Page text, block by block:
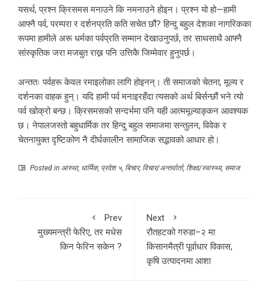
यसर्थ, प्रश्न क्रिसमस मनाउने कि नमनाउने होइन। प्रश्न यो हो—हामी
आफ्नै पर्व, परम्परा र दर्शनप्रति कति सचेत छौं? हिन्दु बहुल देशका नागरिकका
रूपमा हामीले अरू धर्मका पर्वप्रति सम्मान देखाउनुपर्छ, तर साथसाथै आफ्नै
सांस्कृतिक जरा मजबुत राख्न पनि उत्तिकै जिम्मेवार हुनुपर्छ।
अन्ततः पर्वहरू केवल रमाइलोका लागि होइनन्। ती समाजको चेतना, मूल्य र
दर्शनका वाहक हुन्। यदि हामी पर्व मनाइरहँदा त्यसको अर्थ बिर्सन्छौं भने त्यो
पर्व खोक्रो बन्छ। क्रिसमसको सन्दर्भमा पनि यही आत्ममूल्याङ्कन आवश्यक
छ। नेपालजस्तो बहुधार्मिक तर हिन्दु बहुल समाजमा सन्तुलन, विवेक र
चेतनायुक्त दृष्टिकोण नै दीर्घकालीन सामाजिक सद्भावको आधार हो।
Posted in आस्था, धार्मिक, प्रदेश ५, बिचार, विचार/अन्तर्वार्ता, शिक्षा/स्वास्थ्य, समाज
Prev
मुख्यमन्त्री फेरिए, तर मधेस
किन फेरिन सकेन ?
Next
रौतहटको गरुडा–२ मा
किसानमैत्री पूर्वाधार विकास,
कृषि उत्पादनमा आशा